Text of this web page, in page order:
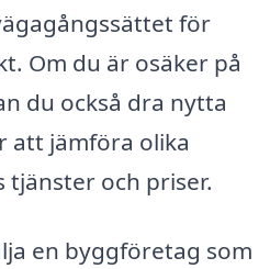
för
Om du är osäker på
du också dra nytta
att jämföra olika
och priser.
en byggföretag som